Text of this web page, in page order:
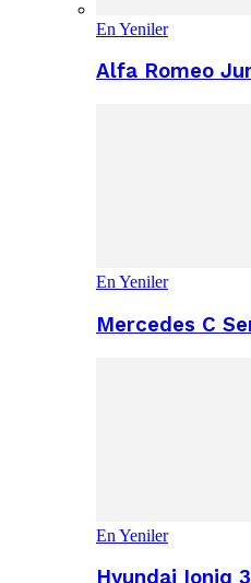
En Yeniler
Alfa Romeo
En Yeniler
Mercedes C
En Yeniler
Hyundai Ioniq